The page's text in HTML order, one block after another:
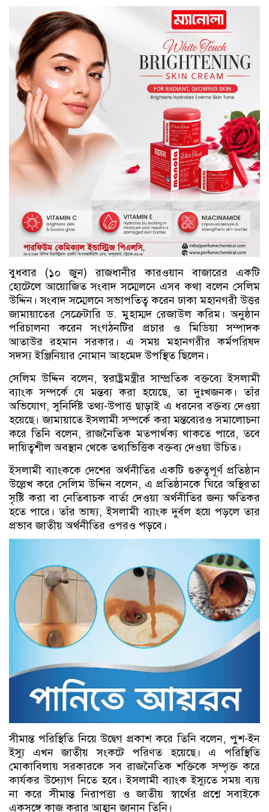
বুধবার (১০ জুন) রাজধানীর কারওয়ান বাজারের একটি
হোটেলে আয়োজিত সংবাদ সম্মেলনে এসব কথা বলেন সেলিম
উদ্দিন। সংবাদ সম্মেলনে সভাপতিত্ব করেন ঢাকা মহানগরী উত্তর
জামায়াতের সেক্রেটারি ড. মুহাম্মদ রেজাউল করিম। অনুষ্ঠান
পরিচালনা করেন সংগঠনটির প্রচার ও মিডিয়া সম্পাদক
আতাউর রহমান সরকার। এ সময় মহানগরীর কর্মপরিষদ
সদস্য ইঞ্জিনিয়ার নোমান আহমেদ উপস্থিত ছিলেন।
সেলিম উদ্দিন বলেন, স্বরাষ্ট্রমন্ত্রীর সাম্প্রতিক বক্তব্যে ইসলামী
ব্যাংক সম্পর্কে যে মন্তব্য করা হয়েছে, তা দুঃখজনক। তাঁর
অভিযোগ, সুনির্দিষ্ট তথ্য-উপাত্ত ছাড়াই এ ধরনের বক্তব্য দেওয়া
হয়েছে। জামায়াতে ইসলামী সম্পর্কে করা মন্তব্যেরও সমালোচনা
করে তিনি বলেন, রাজনৈতিক মতপার্থক্য থাকতে পারে, তবে
দায়িত্বশীল অবস্থান থেকে তথ্যভিত্তিক বক্তব্য দেওয়া উচিত।
ইসলামী ব্যাংককে দেশের অর্থনীতির একটি গুরুত্বপূর্ণ প্রতিষ্ঠান
উল্লেখ করে সেলিম উদ্দিন বলেন, এ প্রতিষ্ঠানকে ঘিরে অস্থিরতা
সৃষ্টি করা বা নেতিবাচক বার্তা দেওয়া অর্থনীতির জন্য ক্ষতিকর
হতে পারে। তাঁর ভাষ্য, ইসলামী ব্যাংক দুর্বল হয়ে পড়লে তার
প্রভাব জাতীয় অর্থনীতির ওপরও পড়বে।
সীমান্ত পরিস্থিতি নিয়ে উদ্বেগ প্রকাশ করে তিনি বলেন, পুশ-ইন
ইস্যু এখন জাতীয় সংকটে পরিণত হয়েছে। এ পরিস্থিতি
মোকাবিলায় সরকারকে সব রাজনৈতিক শক্তিকে সম্পৃক্ত করে
কার্যকর উদ্যোগ নিতে হবে। ইসলামী ব্যাংক ইস্যুতে সময় ব্যয়
না করে সীমান্ত নিরাপত্তা ও জাতীয় স্বার্থের প্রশ্নে সবাইকে
একসঙ্গে কাজ করার আহ্বান জানান তিনি।